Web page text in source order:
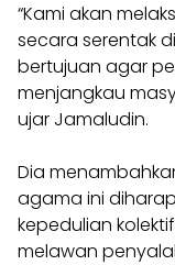
“Kami akan
secara serentak
bertujuan agar
menjangkau
ujar Jamaludin.
Dia
agama ini
kepedulian
melawan